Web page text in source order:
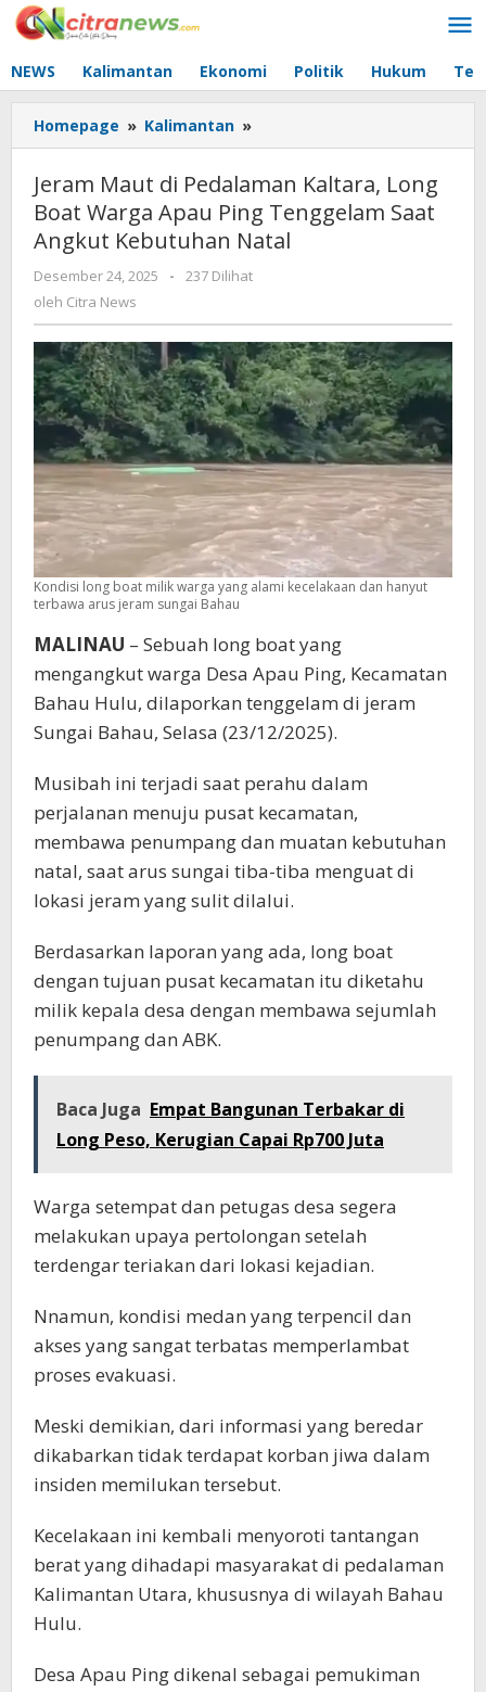
Lewati
ke
NEWS Kalimantan Ekonomi Politik Hukum
Homepage » Kalimantan »
Maut
Pedalaman
Kaltara,
Long
Ping
Tenggelam
Saat
Angkut
Kebutuhan
Natal
Jeram Maut di Pedalaman Kaltara, Long
Boat Warga Apau Ping Tenggelam Saat
Angkut Kebutuhan Natal
Desember 24, 2025
oleh
-
237 Dilihat
oleh Citra News
Kondisi long boat milik warga yang alami kecelakaan dan hanyut
terbawa arus jeram sungai Bahau
MALINAU – Sebuah long boat yang
mengangkut warga Desa Apau Ping, Kecamatan
Bahau Hulu, dilaporkan tenggelam di jeram
Sungai Bahau, Selasa (23/12/2025).
Musibah ini terjadi saat perahu dalam
perjalanan menuju pusat kecamatan,
membawa penumpang dan muatan kebutuhan
natal, saat arus sungai tiba-tiba menguat di
lokasi jeram yang sulit dilalui.
Berdasarkan laporan yang ada, long boat
dengan tujuan pusat kecamatan itu diketahu
milik kepala desa dengan membawa sejumlah
penumpang dan ABK.
Baca Juga Empat Bangunan Terbakar di
Long Peso, Kerugian Capai Rp700 Juta
Warga setempat dan petugas desa segera
melakukan upaya pertolongan setelah
terdengar teriakan dari lokasi kejadian.
Nnamun, kondisi medan yang terpencil dan
akses yang sangat terbatas memperlambat
proses evakuasi.
Meski demikian, dari informasi yang beredar
dikabarkan tidak terdapat korban jiwa dalam
insiden memilukan tersebut.
Kecelakaan ini kembali menyoroti tantangan
berat yang dihadapi masyarakat di pedalaman
Kalimantan Utara, khususnya di wilayah Bahau
Hulu.
Desa Apau Ping dikenal sebagai pemukiman